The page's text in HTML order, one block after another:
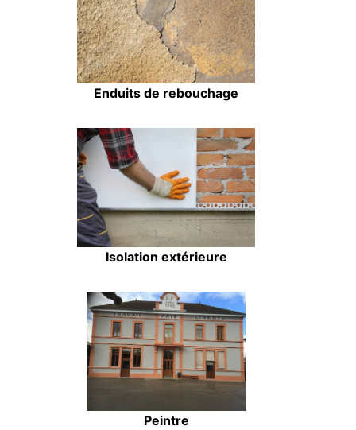
Enduits de rebouchage
Isolation extérieure
Peintre